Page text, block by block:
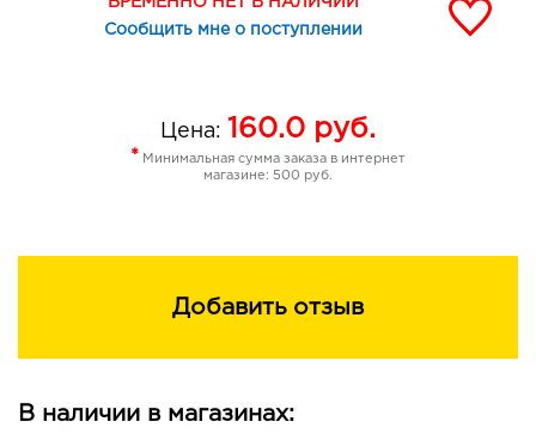
Сообщить мне о поступлении
Цена: 160.0 руб.
* Минимальная сумма заказа в интернет
магазине: 500 руб.
Добавить отзыв
В наличии в магазинах: